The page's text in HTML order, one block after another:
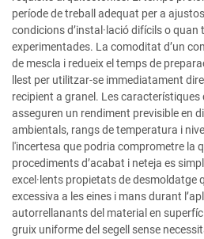
període de treball adequat per a
condicions d’instal·lació difícils o
experimentades. La comoditat d’un
de mescla i redueix el temps de
llest per utilitzar-se immediatament
recipient a granel. Les
asseguren un rendiment previsible en
ambientals, rangs de temperatura i
l'incertesa que podria comprometre la
procediments d’acabat i neteja es
excel·lents propietats de desmoldatge
excessiva a les eines i mans durant
autorrellanants del material en
gruix uniforme del segell sense